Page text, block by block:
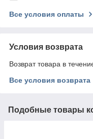
Все условия оплаты
Условия возврата
Возврат товара в
Все условия возврата
Подобные товары